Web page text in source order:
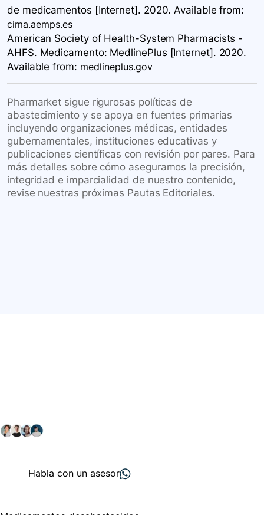
de medicamentos [Internet]. 2020. Available from:
cima.aemps.es
American Society of Health-System Pharmacists -
AHFS. Medicamento: MedlinePlus [Internet]. 2020.
Available from: medlineplus.gov
Pharmarket sigue rigurosas políticas de
abastecimiento y se apoya en fuentes primarias
incluyendo organizaciones médicas, entidades
gubernamentales, instituciones educativas y
publicaciones científicas con revisión por pares. Para
más detalles sobre cómo aseguramos la precisión,
integridad e imparcialidad de nuestro contenido,
revise nuestras próximas Pautas Editoriales.
Habla con un asesor